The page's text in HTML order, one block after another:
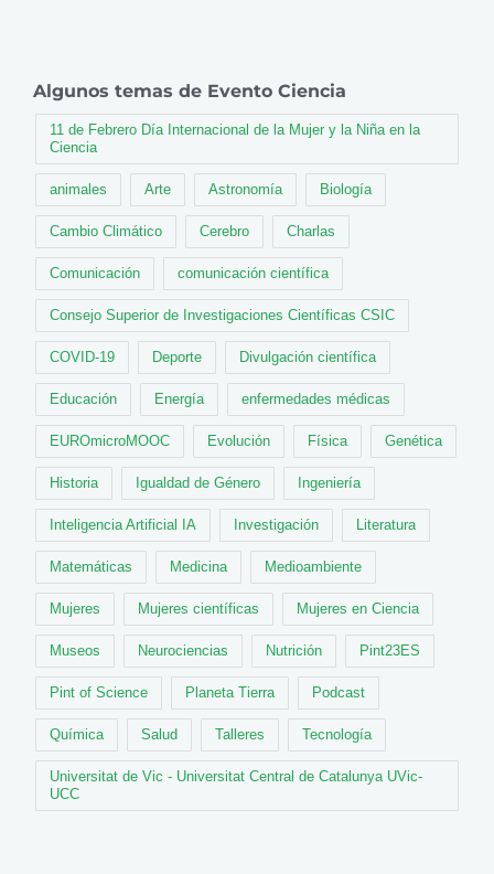
Algunos temas de Evento Ciencia
11 de Febrero Día Internacional de la Mujer y la Niña en la
Ciencia
animales Arte Astronomía Biología
Cambio Climático Cerebro Charlas
Comunicación comunicación científica
Consejo Superior de Investigaciones Científicas CSIC
COVID-19 Deporte Divulgación científica
Educación Energía enfermedades médicas
EUROmicroMOOC Evolución Física Genética
Historia Igualdad de Género Ingeniería
Inteligencia Artificial IA Investigación Literatura
Matemáticas Medicina Medioambiente
Mujeres Mujeres científicas Mujeres en Ciencia
Museos Neurociencias Nutrición Pint23ES
Pint of Science Planeta Tierra Podcast
Química Salud Talleres Tecnología
Universitat de Vic - Universitat Central de Catalunya UVic-
UCC